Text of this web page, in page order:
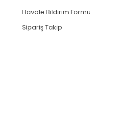
Havale Bildirim Formu
Sipariş Takip